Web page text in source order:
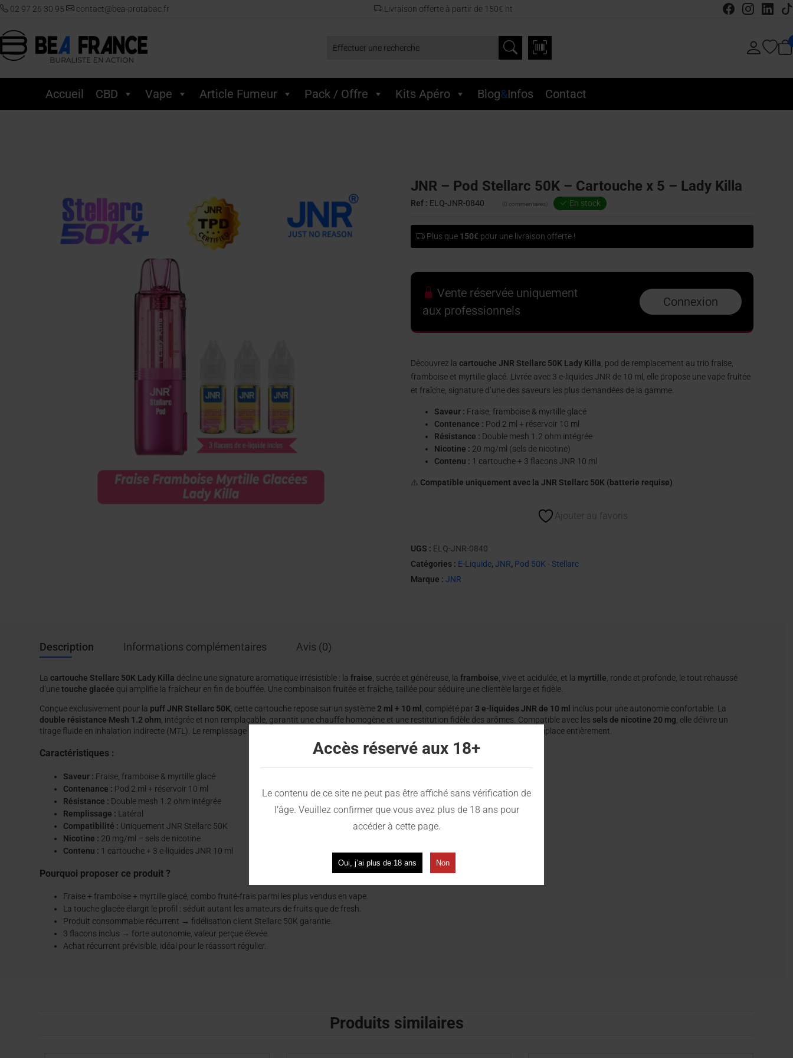
02 97 26 30 95 contact@bea-protabac.fr Livraison offerte à partir de 150€ ht
Effectuer une recherche
Accueil CBD Vape Article Fumeur Pack / Offre Kits Apéro Blog&Infos Contact
JNR – Pod Stellarc 50K – Cartouche x 5 – Lady Killa
Ref : ELQ-JNR-0840 (0 commentaires) En stock
Plus que 150€ pour une livraison offerte !
Vente réservée uniquement
aux professionnels
Connexion
Découvrez la cartouche JNR Stellarc 50K Lady Killa, pod de remplacement au trio fraise,
framboise et myrtille glacé. Livrée avec 3 e-liquides JNR de 10 ml, elle propose une vape fruitée
et fraîche, signature d’une des saveurs les plus demandées de la gamme.
Saveur : Fraise, framboise & myrtille glacé
Contenance : Pod 2 ml + réservoir 10 ml
Résistance : Double mesh 1.2 ohm intégrée
Nicotine : 20 mg/ml (sels de nicotine)
Contenu : 1 cartouche + 3 flacons JNR 10 ml
⚠️ Compatible uniquement avec la JNR Stellarc 50K (batterie requise)
Ajouter au favoris
UGS : ELQ-JNR-0840
Catégories : E-Liquide,JNR, Pod 50K - Stellarc
Marque :JNR
Description Informations complémentaires Avis (0)
La cartouche Stellarc 50K Lady Killa décline une signature aromatique irrésistible : la fraise , sucrée et généreuse, la framboise , vive et acidulée, et la myrtille , ronde et profonde, le tout rehaussé
d’unetouche glacée qui amplifie la fraîcheur en fin de bouffée. Une combinaison fruitée et fraîche, taillée pour séduire une clientèle large et fidèle.
Conçue exclusivement pour la puff JNR Stellarc 50K , cette cartouche repose sur un système 2 ml + 10 ml , complété par 3 e-liquides JNR de 10 ml inclus pour une autonomie confortable. La
double résistance Mesh 1.2 ohm , intégrée et non remplaçable, garantit une chauffe homogène et une restitution fidèle des arômes. Compatible avec les sels de nicotine 20 mg , elle délivre un
tirage fluide en inhalation indirecte (MTL). Le remplissage latéral assure une manipulation propre et rapide. En fin de vie, la cartouche se remplace entièrement.
Caractéristiques :
Saveur : Fraise, framboise & myrtille glacé
Contenance : Pod 2 ml + réservoir 10 ml
Résistance : Double mesh 1.2 ohm intégrée
Remplissage : Latéral
Compatibilité : Uniquement JNR Stellarc 50K
Nicotine : 20 mg/ml – sels de nicotine
Contenu : 1 cartouche + 3 e-liquides JNR 10 ml
Pourquoi proposer ce produit ?
Fraise + framboise + myrtille glacé, combo fruité-frais parmi les plus vendus en vape.
La touche glacée élargit le profil : séduit autant les amateurs de fruits que de fresh.
Produit consommable récurrent → fidélisation client Stellarc 50K garantie.
3 flacons inclus → forte autonomie, valeur perçue élevée.
Achat récurrent prévisible, idéal pour le réassort régulier.
Produits similaires
Accès réservé aux 18+
Le contenu de ce site ne peut pas être affiché sans vérification de
l’âge. Veuillez confirmer que vous avez plus de 18 ans pour
accéder à cette page.
Oui, j’ai plus de 18 ans Non